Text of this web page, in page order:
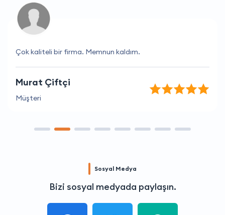
Çok kaliteli bir firma. Memnun kaldım.
Murat Çiftçi
Müşteri
Sosyal Medya
Bizi sosyal medyada paylaşın.